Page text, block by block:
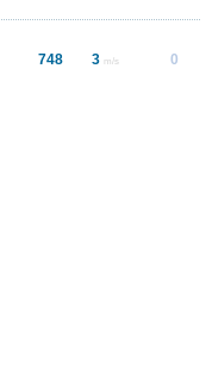
748 3 m/s 0